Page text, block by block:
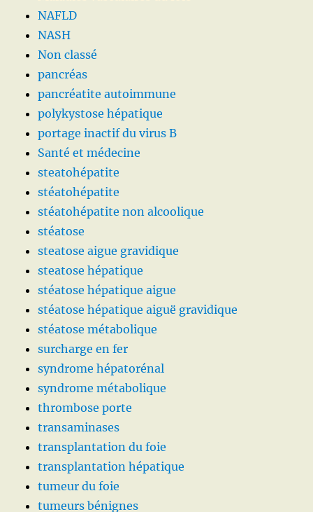
NAFLD
NASH
Non classé
pancréas
pancréatite autoimmune
polykystose hépatique
portage inactif du virus B
Santé et médecine
steatohépatite
stéatohépatite
stéatohépatite non alcoolique
stéatose
steatose aigue gravidique
steatose hépatique
stéatose hépatique aigue
stéatose hépatique aiguë gravidique
stéatose métabolique
surcharge en fer
syndrome hépatorénal
syndrome métabolique
thrombose porte
transaminases
transplantation du foie
transplantation hépatique
tumeur du foie
tumeurs bénignes